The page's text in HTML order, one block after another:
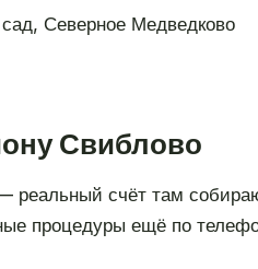
Северное Медведково
Свиблово
счёт там
процедуры ещё по